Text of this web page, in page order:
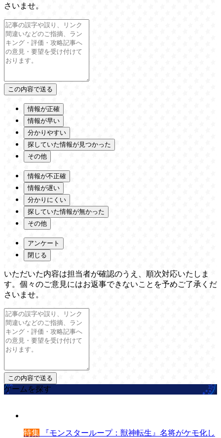
さいませ。
情報が正確
情報が早い
分かりやすい
探していた情報が見つかった
その他
情報が不正確
情報が遅い
分かりにくい
探していた情報が無かった
その他
アンケート
閉じる
いただいた内容は担当者が確認のうえ、順次対応いたしま
す。個々のご意見にはお返事できないことを予めご了承くだ
さいませ。
ゲームを探す
特集 『モンスターループ：獣神転生』名将がケモ化し